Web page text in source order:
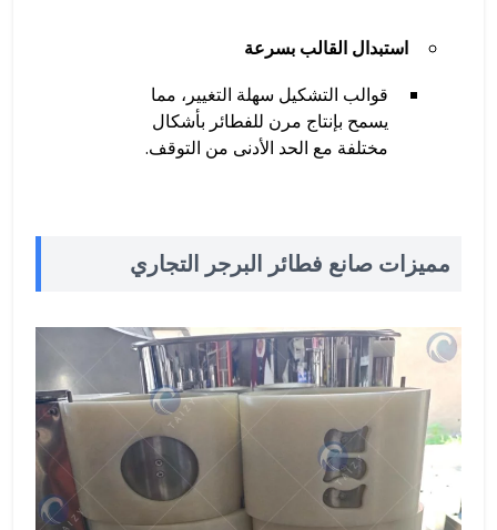
استبدال القالب بسرعة
قوالب التشكيل سهلة التغيير، مما
يسمح بإنتاج مرن للفطائر بأشكال
مختلفة مع الحد الأدنى من التوقف.
مميزات صانع فطائر البرجر التجاري